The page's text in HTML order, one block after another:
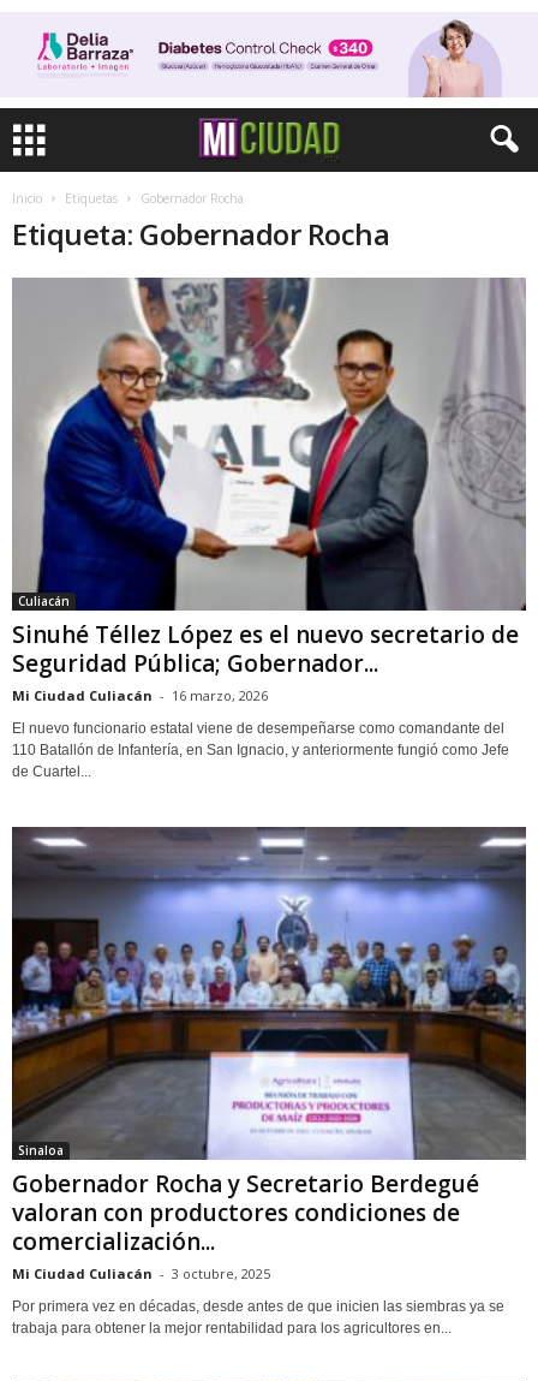
Inicio Etiquetas Gobernador Rocha
Etiqueta: Gobernador Rocha
Culiacán
Sinuhé Téllez López es el nuevo secretario de
Seguridad Pública; Gobernador...
Mi Ciudad Culiacán - 16 marzo, 2026
El nuevo funcionario estatal viene de desempeñarse como comandante del
110 Batallón de Infantería, en San Ignacio, y anteriormente fungió como Jefe
de Cuartel...
Sinaloa
Gobernador Rocha y Secretario Berdegué
valoran con productores condiciones de
comercialización...
Mi Ciudad Culiacán - 3 octubre, 2025
Por primera vez en décadas, desde antes de que inicien las siembras ya se
trabaja para obtener la mejor rentabilidad para los agricultores en...